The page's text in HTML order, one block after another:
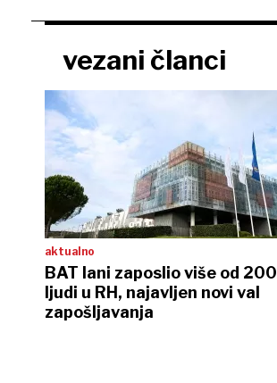
vezani članci
aktualno
BAT lani zaposlio više od 200
ljudi u RH, najavljen novi val
zapošljavanja